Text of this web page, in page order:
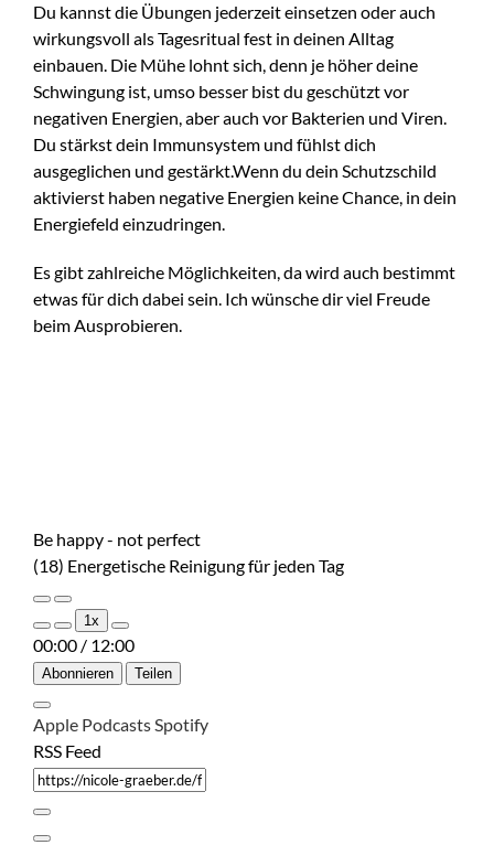
Du kannst die Übungen jederzeit einsetzen oder auch
wirkungsvoll als Tagesritual fest in deinen Alltag
einbauen. Die Mühe lohnt sich, denn je höher deine
Schwingung ist, umso besser bist du geschützt vor
negativen Energien, aber auch vor Bakterien und Viren.
Du stärkst dein Immunsystem und fühlst dich
ausgeglichen und gestärkt.Wenn du dein Schutzschild
aktivierst haben negative Energien keine Chance, in dein
Energiefeld einzudringen.
Es gibt zahlreiche Möglichkeiten, da wird auch bestimmt
etwas für dich dabei sein. Ich wünsche dir viel Freude
beim Ausprobieren.
Be happy - not perfect
(18) Energetische Reinigung für jeden Tag
Play
Episode
Pause
Episode
1x
00:00 / 12:00
Abonnieren Teilen
Apple PodcastsSpotify
RSS Feed